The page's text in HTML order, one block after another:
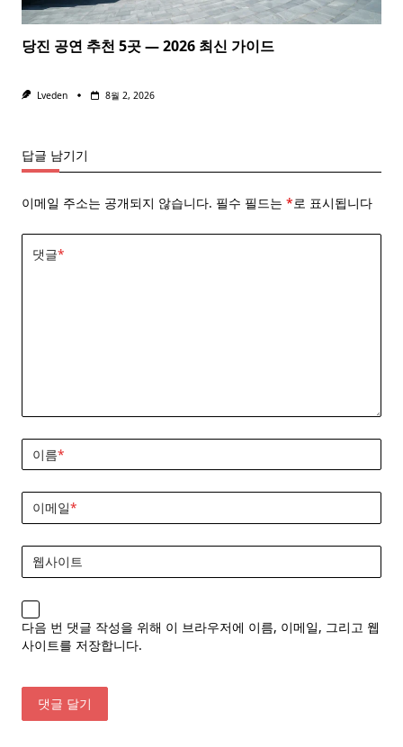
당진 공연 추천 5곳 — 2026 최신 가이드
Lveden 8월 2, 2026
답글 남기기
이메일 주소는 공개되지 않습니다. 필수 필드는 *로 표시됩니다
댓글*
이름*
이메일*
웹사이트
다음 번 댓글 작성을 위해 이 브라우저에 이름, 이메일, 그리고 웹
사이트를 저장합니다.